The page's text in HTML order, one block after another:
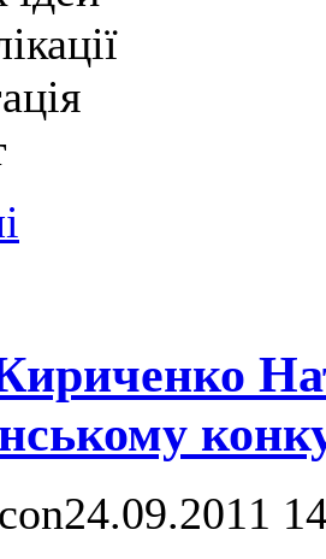
24.09.2011